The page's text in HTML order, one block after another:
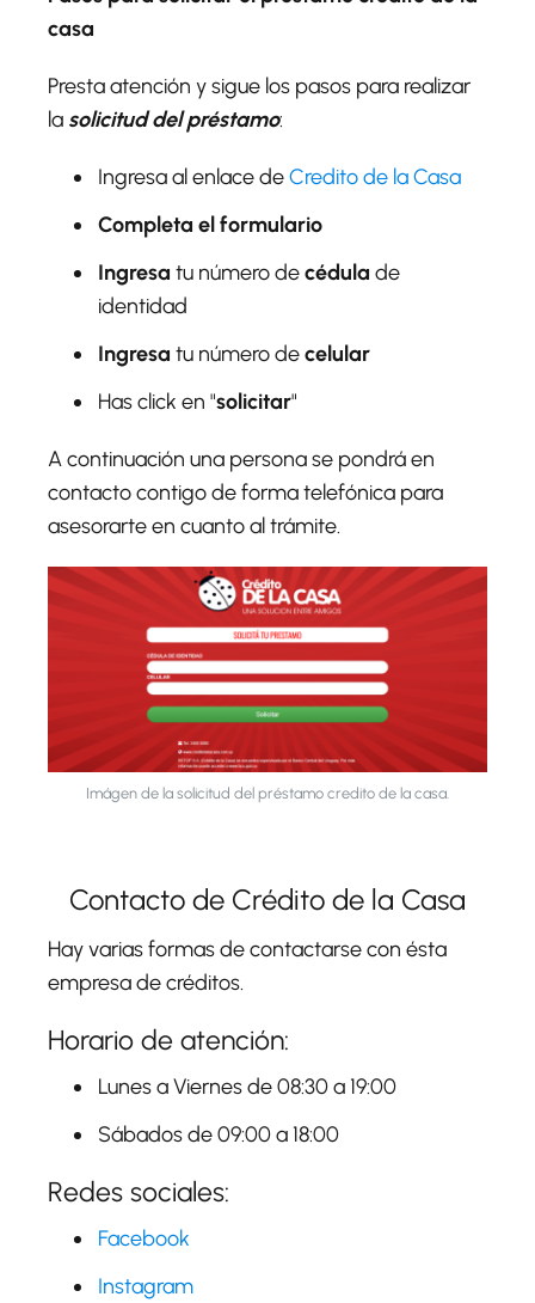
casa
Presta atención y sigue los pasos para realizar
la solicitud del préstamo:
Ingresa al enlace deCredito de la Casa
Completa el formulario
Ingresa tu número decédula de
identidad
Ingresa tu número decelular
Has click en "solicitar"
A continuación una persona se pondrá en
contacto contigo de forma telefónica para
asesorarte en cuanto al trámite.
Imágen de la solicitud del préstamo credito de la casa.
Contacto de Crédito de la Casa
Hay varias formas de contactarse con ésta
empresa de créditos.
Horario de atención:
Lunes a Viernes de 08:30 a 19:00
Sábados de 09:00 a 18:00
Redes sociales:
Facebook
Instagram